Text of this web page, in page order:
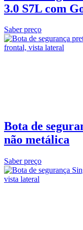
3.0 S7L com
Saber preço
Bota de
não metálica
Saber preço